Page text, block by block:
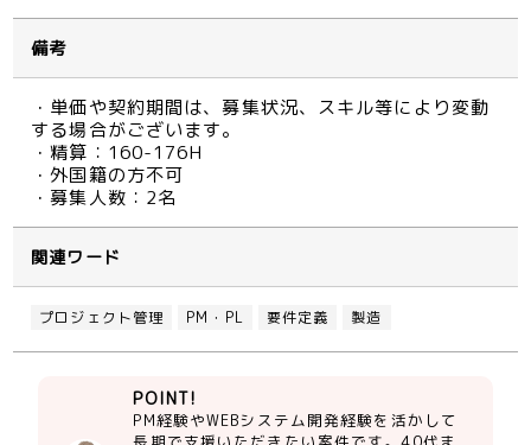
備考
・単価や契約期間は、募集状況、スキル等により変動
する場合がございます。
・精算：160-176H
・外国籍の方不可
・募集人数：2名
関連ワード
プロジェクト管理 PM・PL 要件定義 製造
POINT!
PM経験やWEBシステム開発経験を活かして